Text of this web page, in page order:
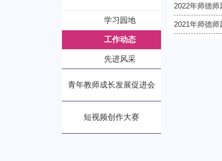
学习园地
工作动态
先进风采
青年教师成长发展促进会
短视频创作大赛
2022年师德
2021年师德